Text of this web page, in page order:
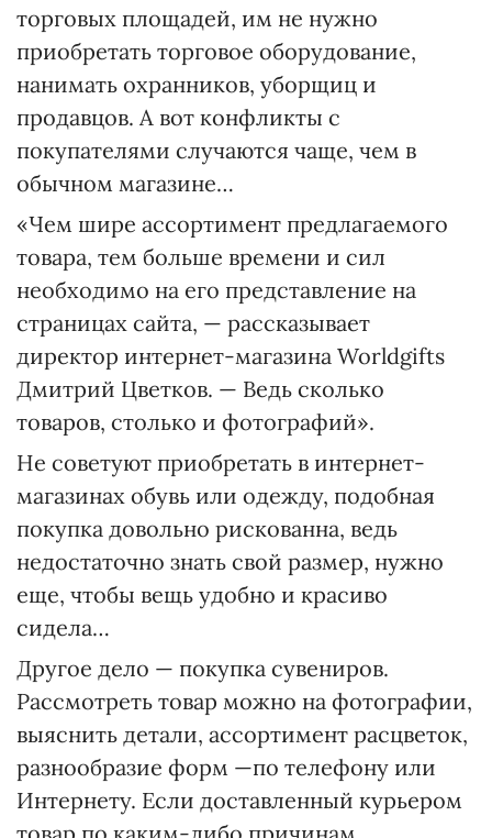
торговых площадей, им не нужно
приобретать торговое оборудование,
нанимать охранников, уборщиц и
продавцов. А вот конфликты с
покупателями случаются чаще, чем в
обычном магазине…
«Чем шире ассортимент предлагаемого
товара, тем больше времени и сил
необходимо на его представление на
страницах сайта, — рассказывает
директор интернет-магазина Worldgifts
Дмитрий Цветков. — Ведь сколько
товаров, столько и фотографий».
Не советуют приобретать в интернет-
магазинах обувь или одежду, подобная
покупка довольно рискованна, ведь
недостаточно знать свой размер, нужно
еще, чтобы вещь удобно и красиво
сидела…
Другое дело — покупка сувениров.
Рассмотреть товар можно на фотографии,
выяснить детали, ассортимент расцветок,
разнообразие форм —по телефону или
Интернету. Если доставленный курьером